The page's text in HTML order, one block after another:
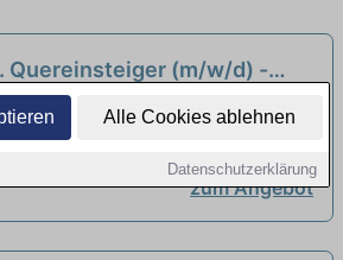
Alle Cookies ablehnen
Datenschutzerklärung
Quereinsteiger (m/w/d) -
Bayern e. V.
| Dessau-Roßlau
zum Angebot